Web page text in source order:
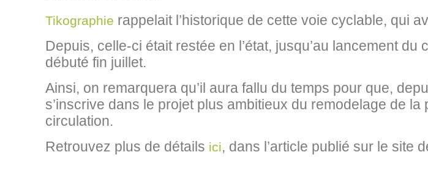
Tikographie rappelait l’historique de cette voie cyclable, qui
Depuis, celle-ci était restée en l’état, jusqu’au lancement
débuté fin juillet.
Ainsi, on remarquera qu’il aura fallu du temps pour que,
s’inscrive dans le projet plus ambitieux du remodelage de
circulation.
Retrouvez plus de détails ici, dans l’article publié sur le site